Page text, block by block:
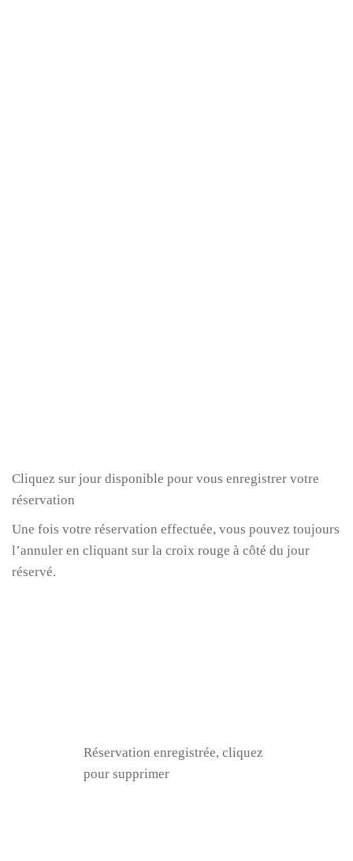
Cliquez sur jour disponible pour vous enregistrer votre
réservation
Une fois votre réservation effectuée, vous pouvez toujours
l’annuler en cliquant sur la croix rouge à côté du jour
réservé.
Réservation enregistrée, cliquez
pour supprimer